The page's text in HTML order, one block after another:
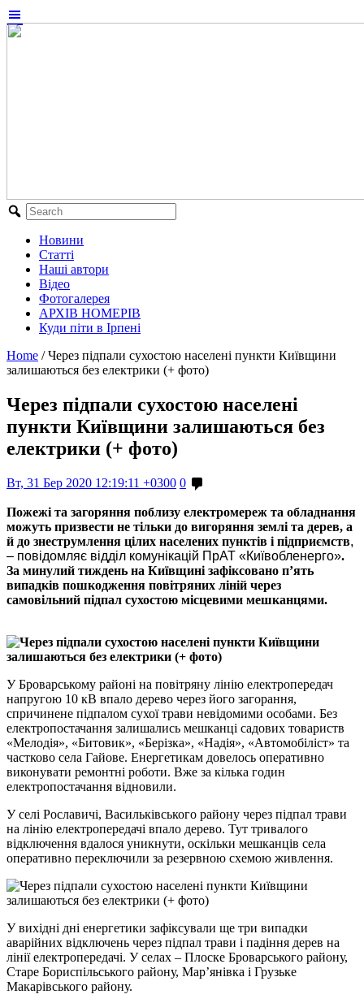
Новини
Статті
Наші автори
Відео
Фотогалерея
АРХІВ НОМЕРІВ
Куди піти в Ірпені
Home / Через підпали сухостою населені пункти Київщини
залишаються без електрики (+ фото)
Через підпали сухостою населені
пункти Київщини залишаються без
електрики (+ фото)
Вт, 31 Бер 2020 12:19:11 +0300 0
Пожежі та загоряння поблизу електромереж та обладнання
можуть призвести не тільки до вигоряння землі та дерев, а
й до знеструмлення цілих населених пунктів і підприємств,
– повідомляє відділ комунікацій ПрАТ «Київобленерго».
За минулий тиждень на Київщині зафіксовано п’ять
випадків пошкодження повітряних ліній через
самовільний підпал сухостою місцевими мешканцями.
У Броварському районі на повітряну лінію електропередач
напругою 10 кВ впало дерево через його загорання,
спричинене підпалом сухої трави невідомими особами. Без
електропостачання залишались мешканці садових товариств
«Мелодія», «Битовик», «Берізка», «Надія», «Автомобіліст» та
частково села Гайове. Енергетикам довелось оперативно
виконувати ремонтні роботи. Вже за кілька годин
електропостачання відновили.
У селі Рославичі, Васильківського району через підпал трави
на лінію електропередачі впало дерево. Тут тривалого
відключення вдалося уникнути, оскільки мешканців села
оперативно переключили за резервною схемою живлення.
У вихідні дні енергетики зафіксували ще три випадки
аварійних відключень через підпал трави і падіння дерев на
лінії електропередачі. У селах – Плоске Броварського району,
Старе Бориспільського району, Мар’янівка і Грузьке
Макарівського району.